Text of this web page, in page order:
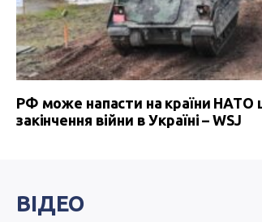
РФ може напасти на країни НАТО
закінчення війни в Україні – WSJ
ВІДЕО